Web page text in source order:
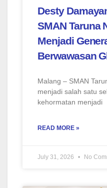
Desty
SMAN Taruna
Menjadi
Berwawasan
Malang – SMAN
menjadi salah satu
kehormatan menjadi
READ MORE »
July 31, 2026 No